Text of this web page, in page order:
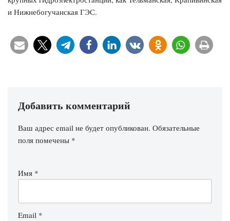
и Нижнебогучанская ГЭС.
Добавить комментарий
Ваш адрес email не будет опубликован. Обязательные
поля помечены *
Имя *
Email *